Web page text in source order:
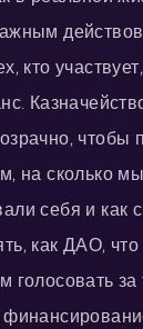
кто
чтобы
на сколько
себя и как
как ДАО, что
голосовать за